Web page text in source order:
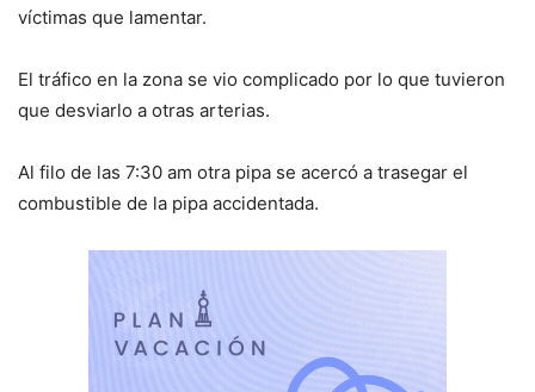
víctimas que lamentar.
El tráfico en la zona se vio complicado por lo que tuvieron
que desviarlo a otras arterias.
Al filo de las 7:30 am otra pipa se acercó a trasegar el
combustible de la pipa accidentada.